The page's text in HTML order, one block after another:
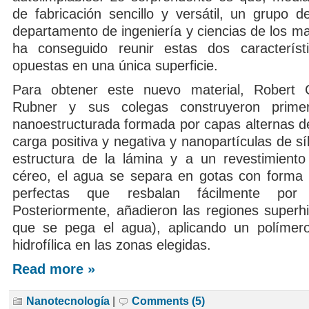
de fabricación sencillo y versátil, un grupo
departamento de ingeniería y ciencias de los
ha conseguido reunir estas dos
opuestas en una única superficie.
Para obtener este nuevo material, Robert
Rubner y sus colegas construyeron
nanoestructurada formada por capas alternas
carga positiva y negativa y nanopartículas de
estructura de la lámina y a un revestimiento
céreo, el agua se separa en gotas con forma
perfectas que resbalan fácilmente por
Posteriormente, añadieron las regiones
que se pega el agua), aplicando un
hidrofílica en las zonas elegidas.
Read more »
Nanotecnología Comments (5)